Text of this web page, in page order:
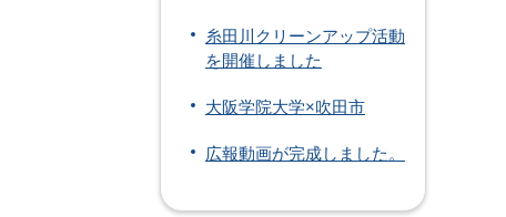
糸田川クリーンアップ活動
を開催しました
大阪学院大学×吹田市
広報動画が完成しました。